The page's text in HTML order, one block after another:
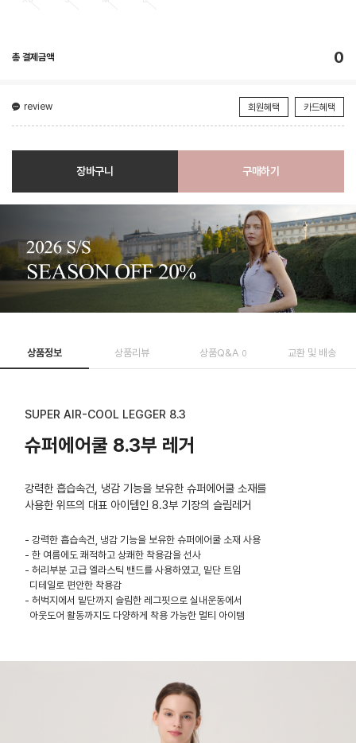
총 결제금액 0
review 회원혜택 카드혜택
장바구니 구매하기
상품정보 상품리뷰 상품Q&A 0 교환 및 배송
SUPER AIR-COOL LEGGER 8.3
슈퍼에어쿨 8.3부 레거
강력한 흡습속건, 냉감 기능을 보유한 슈퍼에어쿨 소재를
사용한 위뜨의 대표 아이템인 8.3부 기장의 슬림레거
- 강력한 흡습속건, 냉감 기능을 보유한 슈퍼에어쿨 소재 사용
- 한 여름에도 쾌적하고 상쾌한 착용감을 선사
- 허리부분 고급 엘라스틱 밴드를 사용하였고, 밑단 트임
디테일로 편안한 착용감
- 허벅지에서 밑단까지 슬림한 레그핏으로 실내운동에서
아웃도어 활동까지도 다양하게 착용 가능한 멀티 아이템